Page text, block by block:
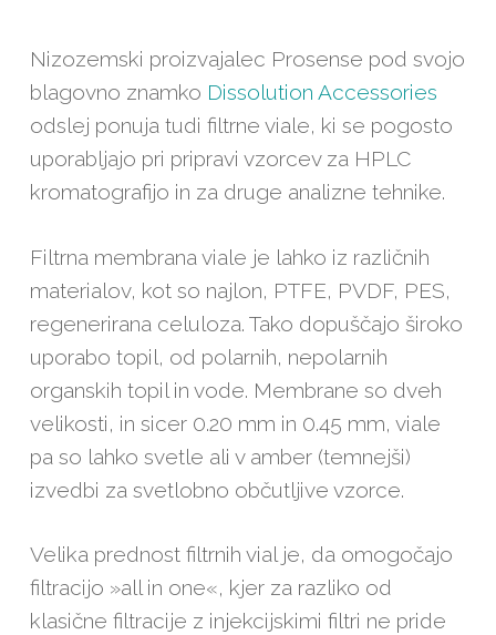
Nizozemski proizvajalec Prosense pod svojo
blagovno znamko Dissolution Accessories
odslej ponuja tudi filtrne viale, ki se pogosto
uporabljajo pri pripravi vzorcev za HPLC
kromatografijo in za druge analizne tehnike.
Filtrna membrana viale je lahko iz različnih
materialov, kot so najlon, PTFE, PVDF, PES,
regenerirana celuloza. Tako dopuščajo široko
uporabo topil, od polarnih, nepolarnih
organskih topil in vode. Membrane so dveh
velikosti, in sicer 0.20 mm in 0.45 mm, viale
pa so lahko svetle ali v amber (temnejši)
izvedbi za svetlobno občutljive vzorce.
Velika prednost filtrnih vial je, da omogočajo
filtracijo »all in one«, kjer za razliko od
klasične filtracije z injekcijskimi filtri ne pride